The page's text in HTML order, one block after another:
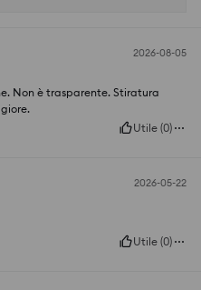
2026-08-05
Non è trasparente. Stiratura
Utile (0)
2026-05-22
Utile (0)